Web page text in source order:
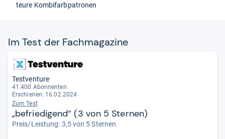
teure Kombifarbpatronen
Im Test der Fach­ma­ga­zine
Testventure
41.400 Abonnenten
Erschienen: 16.02.2024
Zum Test
„befriedigend“ (3 von 5 Sternen)
Preis/Leistung: 3,5 von 5 Sternen